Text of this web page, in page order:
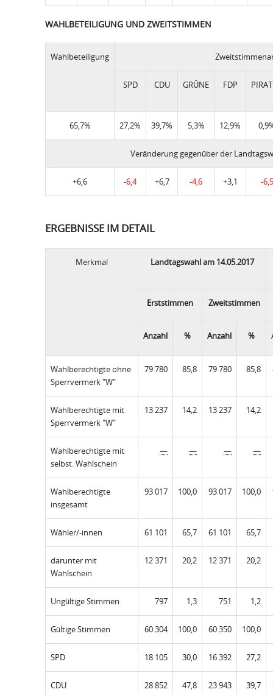
WAHLBETEILIGUNG UND ZWEITSTIMMEN
Wahlbeteiligung
SPD CDU GRÜNE FDP
65,7% 27,2% 39,7% 5,3% 12,9%
Veränderung gegenüber der
+6,6 -6,4 +6,7 -4,6 +3,1 -6,5
ERGEBNISSE IM DETAIL
Merkmal Landtagswahl am 14.05.2017
Erststimmen Zweitstimmen
Anzahl % Anzahl %
Wahlberechtigte ohne
Sperrvermerk "W"
79 780 85,8 79 780 85,8
Wahlberechtigte mit
Sperrvermerk "W"
13 237 14,2 13 237 14,2
Wahlberechtigte mit
selbst. Wahlschein
— — — —
Wahlberechtigte
insgesamt
93 017 100,0 93 017 100,0
Wähler/-innen 61 101 65,7 61 101 65,7
darunter mit
Wahlschein
12 371 20,2 12 371 20,2
Ungültige Stimmen 797 1,3 751 1,2
Gültige Stimmen 60 304 100,0 60 350 100,0
SPD 18 105 30,0 16 392 27,2
CDU 28 852 47,8 23 943 39,7